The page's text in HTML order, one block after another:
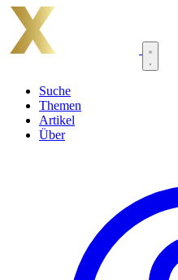
Suche
Themen
Artikel
Über